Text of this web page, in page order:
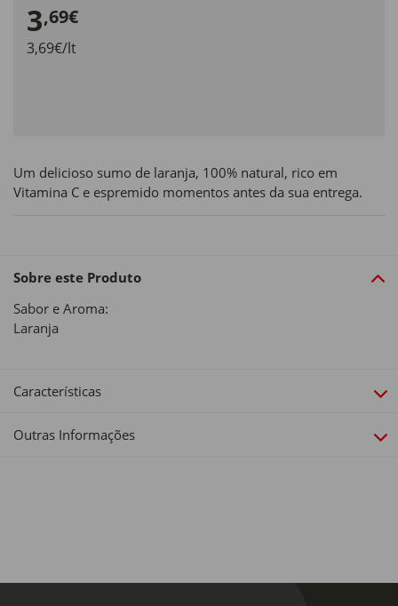
3,69€
3,69€/lt
Um delicioso sumo de laranja, 100% natural, rico em
Vitamina C e espremido momentos antes da sua entrega.
Sobre este Produto
Sabor e Aroma:
Laranja
Características
Outras Informações